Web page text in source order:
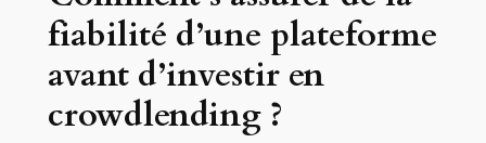
fiabilité d’une plateforme
avant d’investir en
crowdlending ? ️